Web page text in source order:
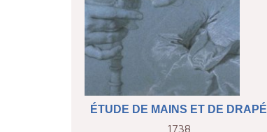
ÉTUDE DE MAINS ET DE DRAPÉ
1738